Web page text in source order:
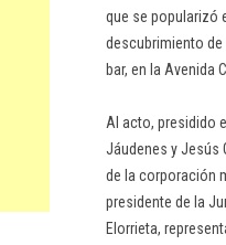
que se popularizó
descubrimiento
bar, en la Avenida
Al acto, presidido
Jáudenes y Jesús
de la corporación
presidente de la
Elorrieta,